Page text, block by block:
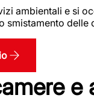
ambientali e si
e